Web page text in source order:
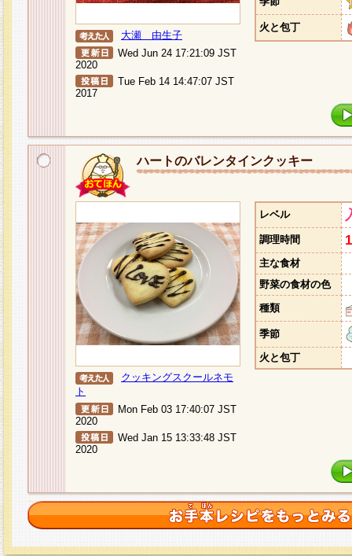
大瀬 由生子
Wed Jun 24 17:21:09 JST
2020
Tue Feb 14 14:47:07 JST
2017
火と包丁
ハートのバレンタインクッキー
クッキングスクールネモ
ト
Mon Feb 03 17:40:07 JST
2020
Wed Jan 15 13:33:48 JST
2020
レベル
調理時間
主な食材
野菜の食材の色
種類
季節
火と包丁